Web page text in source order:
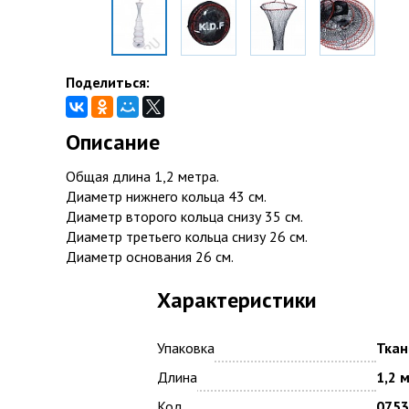
Поделиться:
Описание
Общая длина 1,2 метра.
Диаметр нижнего кольца 43 см.
Диаметр второго кольца снизу 35 см.
Диаметр третьего кольца снизу 26 см.
Диаметр основания 26 см.
Характеристики
Упаковка
Длина
1,2